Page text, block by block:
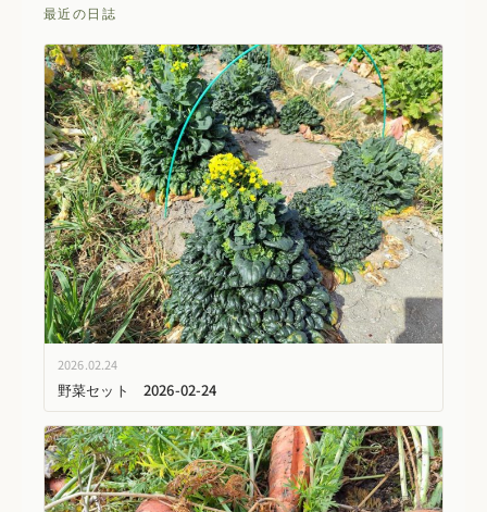
最近の日誌
2026.02.24
野菜セット 2026-02-24